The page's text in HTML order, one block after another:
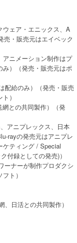
ウェア・エニックス、A
・販売元はエイベック
アニメーション制作はプ
）（発売・販売元はポ
配給のみ）（発売・販売
）
網との共同製作）（発
アニプレックス、日本
rayの発売元はアニプレ
ケティング / Special
付録としての発売)）
ーナーが制作プロダクシ
ト）
、日活との共同製作）